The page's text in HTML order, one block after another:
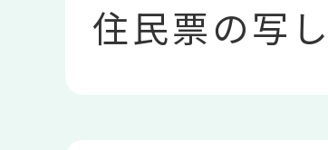
住民票の写